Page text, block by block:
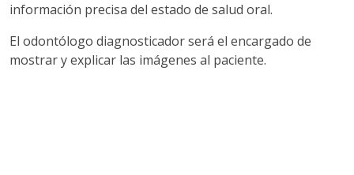
información precisa del estado de salud oral.
El odontólogo diagnosticador será el encargado de
mostrar y explicar las imágenes al paciente.